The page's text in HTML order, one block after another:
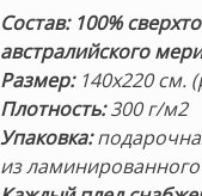
Состав: 100%
австралийского
Размер:140х220 см.
Плотность:300 г/м2
Упаковка:
из